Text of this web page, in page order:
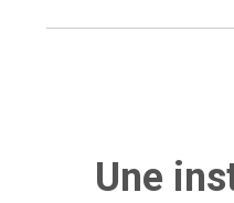
Une